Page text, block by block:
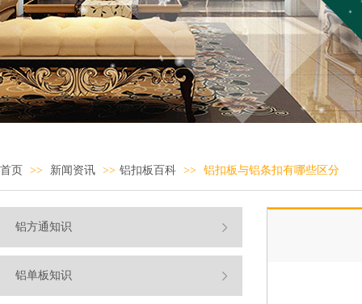
首页 >> 新闻资讯 >> 铝扣板百科 >> 铝扣板与铝条扣有哪些区分
铝方通知识
铝单板知识